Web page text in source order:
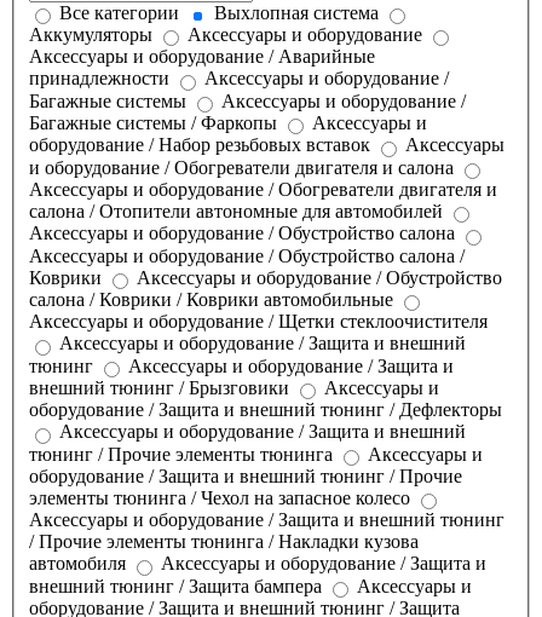
Все категории
Выхлопная система
Аккумуляторы
Аксессуары и оборудование
Аксессуары и оборудование / Аварийные
принадлежности
Аксессуары и оборудование /
Багажные системы
Аксессуары и оборудование /
Багажные системы / Фаркопы
Аксессуары и
оборудование / Набор резьбовых вставок
Аксессуары
и оборудование / Обогреватели двигателя и салона
Аксессуары и оборудование / Обогреватели двигателя и
салона / Отопители автономные для автомобилей
Аксессуары и оборудование / Обустройство салона
Аксессуары и оборудование / Обустройство салона /
Коврики
Аксессуары и оборудование / Обустройство
салона / Коврики / Коврики автомобильные
Аксессуары и оборудование / Щетки стеклоочистителя
Аксессуары и оборудование / Защита и внешний
тюнинг
Аксессуары и оборудование / Защита и
внешний тюнинг / Брызговики
Аксессуары и
оборудование / Защита и внешний тюнинг / Дефлекторы
Аксессуары и оборудование / Защита и внешний
тюнинг / Прочие элементы тюнинга
Аксессуары и
оборудование / Защита и внешний тюнинг / Прочие
элементы тюнинга / Чехол на запасное колесо
Аксессуары и оборудование / Защита и внешний тюнинг
/ Прочие элементы тюнинга / Накладки кузова
автомобиля
Аксессуары и оборудование / Защита и
внешний тюнинг / Защита бампера
Аксессуары и
оборудование / Защита и внешний тюнинг / Защита